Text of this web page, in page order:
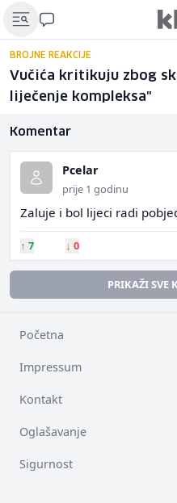
BROJNE REAKCIJE
Vučića kritikuju zbog
liječenje kompleksa"
Komentar
Pcelar
prije 1 godinu
Zaluje i bol lijeci radi
↑ 7 ↓ 0
PRIKAŽI SVE
Početna
Impressum
Kontakt
Oglašavanje
Sigurnost